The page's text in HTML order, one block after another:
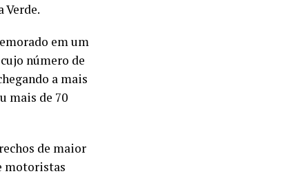
Verde.
em um
número de
a mais
mais de 70
de maior
motoristas